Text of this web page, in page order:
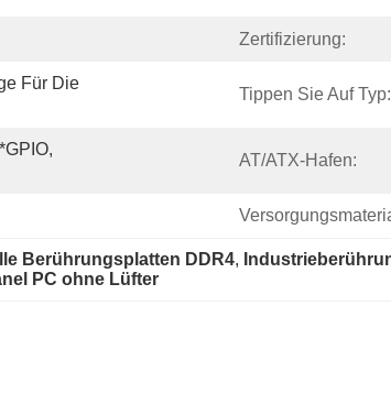
Zertifizierung:
Für Die
Tippen Sie Auf Typ:
AT/ATX-Hafen:
Berührungsplatten DDR4,
PC ohne Lüfter